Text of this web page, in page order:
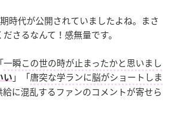
時代が公開されていましたよね。まさ
さるなんて！感無量です。
一瞬この世の時が止まったかと思いまし
い 」「唐突な学ランに脳がショートしま
給に混乱するファンのコメントが寄せら